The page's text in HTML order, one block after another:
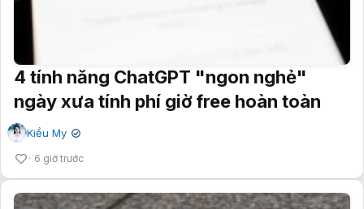
4 tính năng ChatGPT "ngon nghẻ"
ngày xưa tính phí giờ free hoàn toàn
Kiều My ✔
6 giờ trước